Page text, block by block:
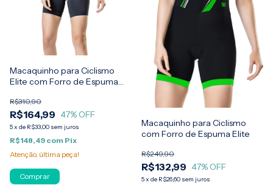
Macaquinho para Ciclismo
Elite com Forro de Espuma
R$164,99
R$310,90
47% OFF
5x de R$33,00 sem juros
R$148,49 com Pix
Atenção, última peça!
Comprar
Macaquinho para Ciclismo
com Forro de Espuma Elite
R$132,99
R$249,90
47% OFF
5x de R$26,60 sem juros